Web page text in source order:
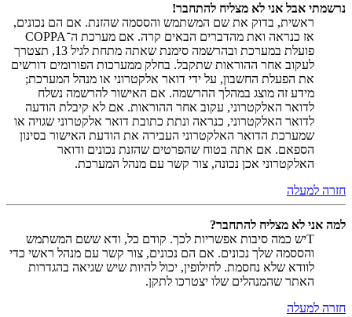
נרשמתי אבל אני לא מצליח להתחבר!
ראשית, בדוק את שם המשתמש והססמה שהזנת. אם הם נכונים,
אז כנראה ואת מהדברים הבאים קרה. אם מערכת ה־COPPA
פועלת במערכת ובהרשמה סימנת שאתה מתחת לגיל 13, תצטרך
לעקוב אחר ההוראות שתקבל. בחלק ממערכות הפורומים דורשים
את הפעלת החשבון, על ידי דואר אלקטרוני או מנהל המערכת;
מידע זה מוצג במהלך ההרשמה. אם האישור להרשמה נשלח
לדואר האלקטרוני, עקוב אחר ההוראות. אם לא קיבלת הודעה
לדואר האלקטרוני, כנראה ונתת כתובת דואר אלקטרוני שגויה או
שמערכת הדואר האלקטרוני העבירה את הודעת האישור בסינון
הספאם. אם אתה בטוח שהפרטים שהזנת נכונים ודואר
האלקטרוני אכן נכונה, צור קשר עם מנהל המערכת.
חזרה למעלה
למה אני לא מצליח להתחבר?
Tיש כמה סיבות אפשריות לכך. קודם כל, ודא ששם המשתמש
והססמה שלך נכונים. אם הם נכונים, צור קשר עם מנהל ראשי כדי
לוודא שלא נחסמת. לחילופין, יכול להיות שיש שגיאה בהגדרות
האתר שהמנהלים שלו יצטרכו לתקן.
חזרה למעלה